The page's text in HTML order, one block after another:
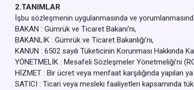
2.TANIMLAR
İşbu sözleşmenin uygulanmasında ve
BAKAN : Gümrük ve Ticaret Bakanı’nı,
BAKANLIK : Gümrük ve Ticaret Bakanlığı’nı,
KANUN : 6502 sayılı Tüketicinin Korunması Hakkında
YÖNETMELİK : Mesafeli Sözleşmeler Yönetmeliği’ni
HİZMET : Bir ücret veya menfaat karşılığında yapılan
SATICI : Ticari veya mesleki faaliyetleri kapsamında